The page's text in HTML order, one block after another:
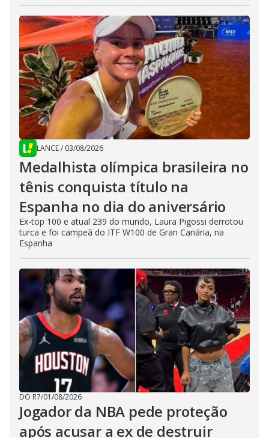
LANCE/ 03/08/2026
Medalhista olímpica brasileira no
tênis conquista título na
Espanha no dia do aniversário
Ex-top 100 e atual 239 do mundo, Laura Pigossi derrotou
turca e foi campeã do ITF W100 de Gran Canária, na
Espanha
DO R7/01/08/2026
Jogador da NBA pede proteção
após acusar a ex de destruir